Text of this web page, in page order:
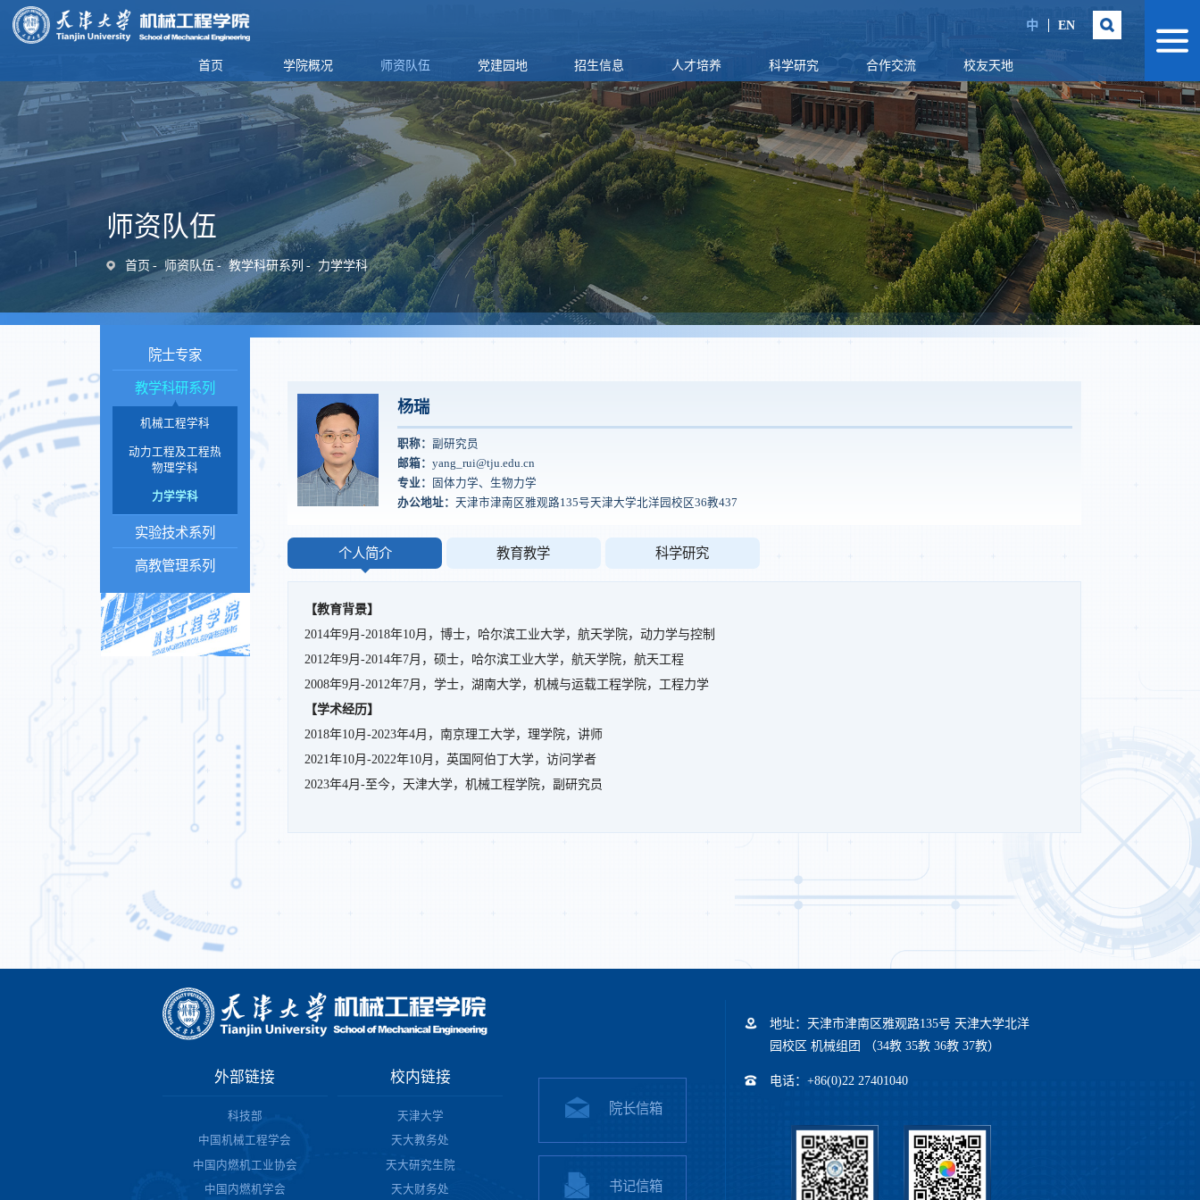
中 EN
首页 学院概况 师资队伍 党建园地 招生信息 人才培养 科学研究 合作交流 校友天地
师资队伍
首页 师资队伍 教学科研系列 力学学科
杨瑞
职称： 副研究员
邮箱： yang_rui@tju.edu.cn
专业：
固体力学、生物力学
办公地址： 天津市津南区雅观路135号天津大学北洋园校区36教437
个人简介 教育教学 科学研究
【教育背景】
2014年9月-2018年10月，博士，哈尔滨工业大学，航天学院，动力学与控制
2012年9月-2014年7月，硕士，哈尔滨工业大学，航天学院，航天工程
2008年9月-2012年7月，学士，湖南大学，机械与运载工程学院，工程力学
【学术经历】
2018年10月-2023年4月，南京理工大学，理学院，讲师
2021年10月-2022年10月，英国阿伯丁大学，访问学者
2023年4月-至今，天津大学，机械工程学院，副研究员
院士专家
教学科研系列
机械工程学科
动力工程及工程热
物理学科
力学学科
实验技术系列
高教管理系列
外部链接
科技部
中国机械工程学会
中国内燃机工业协会
中国内燃机学会
校内链接
天津大学
天大教务处
天大研究生院
天大财务处
院长信箱
书记信箱
地址：天津市津南区雅观路135号 天津大学北洋
园校区 机械组团 （34教 35教 36教 37教）
电话：+86(0)22 27401040